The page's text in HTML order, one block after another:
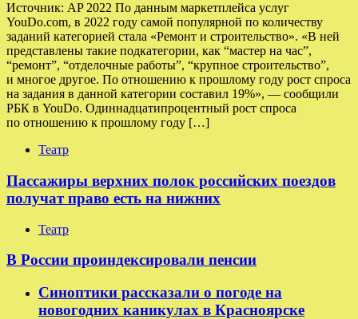
Источник: AP 2022 По данным маркетплейса услуг
YouDo.com, в 2022 году самой популярной по количеству
заданий категорией стала «Ремонт и строительство». «В ней
представлены такие подкатегории, как “мастер на час”,
“ремонт”, “отделочные работы”, “крупное строительство”,
и многое другое. По отношению к прошлому году рост спроса
на задания в данной категории составил 19%», — сообщили
РБК в YouDo. Одиннадцатипроцентный рост спроса
по отношению к прошлому году […]
Театр
Пассажиры верхних полок российских поездов
получат право есть на нижних
Театр
В России проиндексировали пенсии
Синоптики рассказали о погоде на
новогодних каникулах в Красноярске